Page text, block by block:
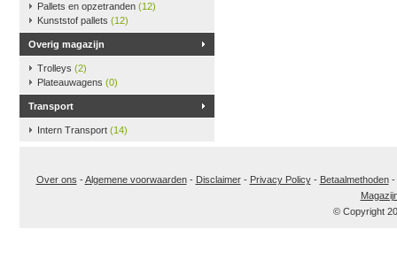
Pallets en opzetranden (12)
Kunststof pallets (12)
Overig magazijn
Trolleys (2)
Plateauwagens (0)
Transport
Intern Transport (14)
Over ons -Algemene voorwaarden- Disclaimer- Privacy Policy- Betaalmethoden-
© Copyright